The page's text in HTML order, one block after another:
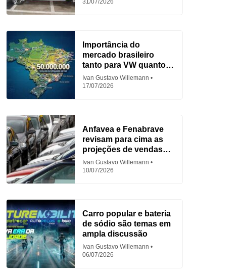
31/07/2026
Importância do
mercado brasileiro
tanto para VW quanto
para Fiat
Ivan Gustavo Willemann
17/07/2026
Anfavea e Fenabrave
revisam para cima as
projeções de vendas
em 2026
Ivan Gustavo Willemann
10/07/2026
Carro popular e bateria
de sódio são temas em
ampla discussão
Ivan Gustavo Willemann
06/07/2026